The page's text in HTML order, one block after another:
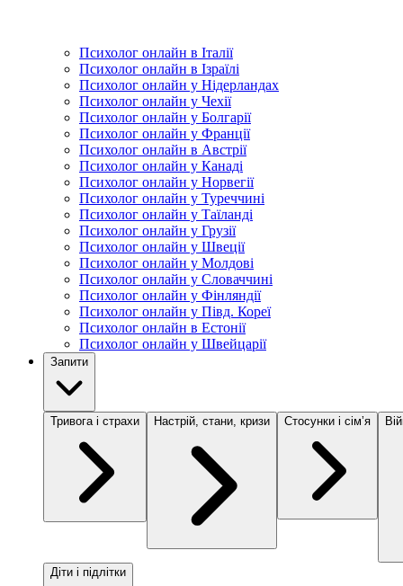
Психолог онлайн в Італії
Психолог онлайн в Ізраїлі
Психолог онлайн у Нідерландах
Психолог онлайн у Чехії
Психолог онлайн у Болгарії
Психолог онлайн у Франції
Психолог онлайн в Австрії
Психолог онлайн у Канаді
Психолог онлайн у Норвегії
Психолог онлайн у Туреччині
Психолог онлайн у Таїланді
Психолог онлайн у Грузії
Психолог онлайн у Швеції
Психолог онлайн у Молдові
Психолог онлайн у Словаччині
Психолог онлайн у Фінляндії
Психолог онлайн у Півд. Кореї
Психолог онлайн в Естонії
Психолог онлайн у Швейцарії
Запити
Тривога і страхи Настрій, стани, кризи Стосунки і сімʼя
Діти і підлітки